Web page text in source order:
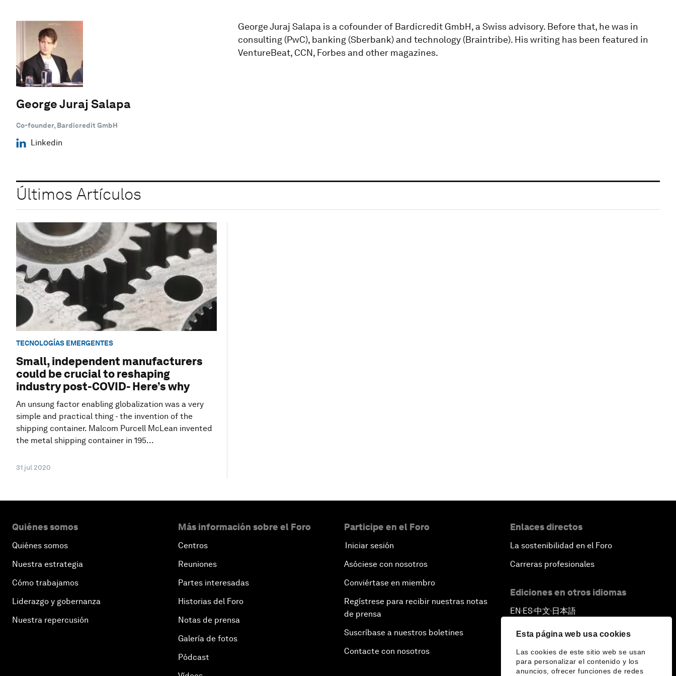
Esta página web usa cookies
Las cookies de este sitio web se usan
para personalizar el contenido y los
anuncios, ofrecer funciones de redes
George Juraj Salapa
Co-founder, Bardicredit GmbH
Linkedin
George Juraj Salapa is a cofounder of Bardicredit GmbH, a Swiss advisory. Before that, he was in
consulting (PwC), banking (Sberbank) and technology (Braintribe). His writing has been featured in
VentureBeat, CCN, Forbes and other magazines.
Últimos Artículos
TECNOLOGÍAS EMERGENTES
Small, independent manufacturers
could be crucial to reshaping
industry post-COVID- Here’s why
An unsung factor enabling globalization was a very
simple and practical thing - the invention of the
shipping container. Malcom Purcell McLean invented
the metal shipping container in 195...
31 jul 2020
Quiénes somos
Quiénes somos
Nuestra estrategia
Cómo trabajamos
Liderazgo y gobernanza
Nuestra repercusión
Más información sobre el Foro
Centros
Reuniones
Partes interesadas
Historias del Foro
Notas de prensa
Galería de fotos
Pódcast
Participe en el Foro
Iniciar sesión
Asóciese con nosotros
Conviértase en miembro
Regístrese para recibir nuestras notas
de prensa
Suscríbase a nuestros boletines
Contacte con nosotros
Enlaces directos
La sostenibilidad en el Foro
Carreras profesionales
Ediciones en otros idiomas
EN ▪ ES▪中文▪ 日本語